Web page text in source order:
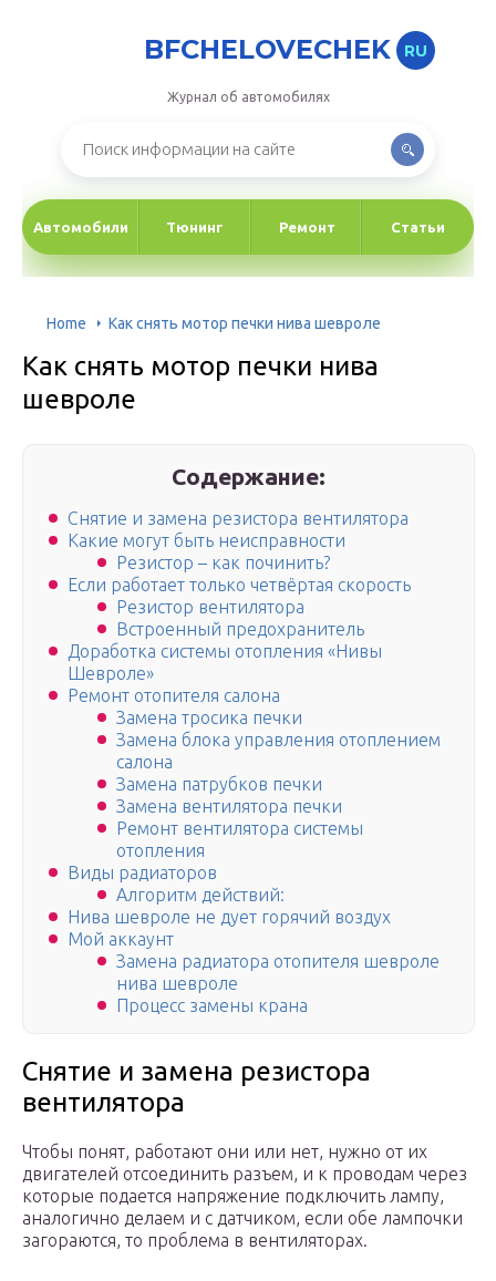
BFCHELOVECHEK RU
Журнал об автомобилях
Автомобили Тюнинг Ремонт Статьи
Home Как снять мотор печки нива шевроле
Как снять мотор печки нива
шевроле
Содержание:
Снятие и замена резистора вентилятора
Какие могут быть неисправности
Резистор – как починить?
Если работает только четвёртая скорость
Резистор вентилятора
Встроенный предохранитель
Доработка системы отопления «Нивы
Шевроле»
Ремонт отопителя салона
Замена тросика печки
Замена блока управления отоплением
салона
Замена патрубков печки
Замена вентилятора печки
Ремонт вентилятора системы
отопления
Виды радиаторов
Алгоритм действий:
Нива шевроле не дует горячий воздух
Мой аккаунт
Замена радиатора отопителя шевроле
нива шевроле
Процесс замены крана
Снятие и замена резистора
вентилятора
Чтобы понят, работают они или нет, нужно от их
двигателей отсоединить разъем, и к проводам через
которые подается напряжение подключить лампу,
аналогично делаем и с датчиком, если обе лампочки
загораются, то проблема в вентиляторах.